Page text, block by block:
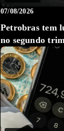
07/08/2026
Petrobras tem
no segundo